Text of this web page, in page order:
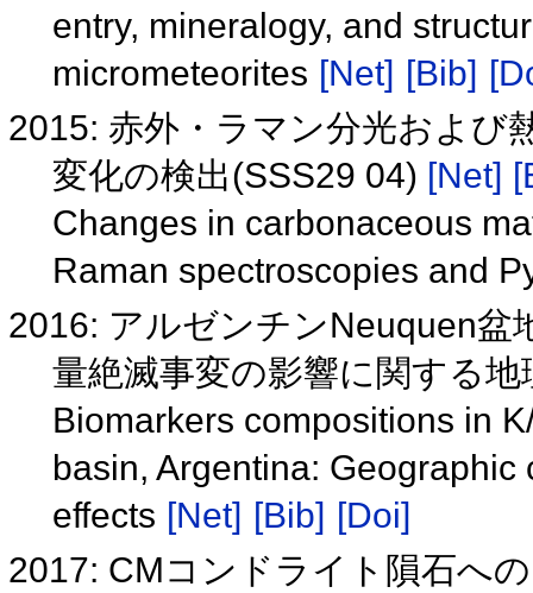
entry, mineralogy, and
micrometeorites [Net] [Bib]
2015: 赤外・ラマン分光および
変化の検出(SSS29 04) [Net]
Changes in carbonaceous
Raman spectroscopies and
2016: アルゼンチンNeuquen盆
量絶滅事変の影響に関する
Biomarkers compositions in
basin, Argentina:
effects [Net] [Bib] [Doi]
2017: CMコンドライト隕石へ